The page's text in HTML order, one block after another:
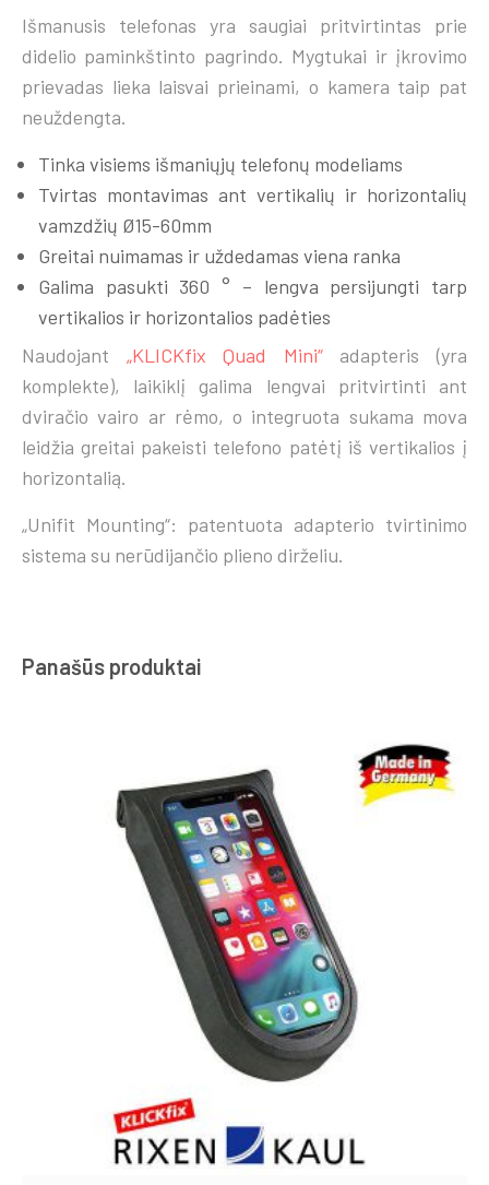
Išmanusis telefonas yra saugiai pritvirtintas prie
didelio paminkštinto pagrindo. Mygtukai ir įkrovimo
prievadas lieka laisvai prieinami, o kamera taip pat
neuždengta.
Tinka visiems išmaniųjų telefonų modeliams
Tvirtas montavimas ant vertikalių ir horizontalių
vamzdžių Ø15-60mm
Greitai nuimamas ir uždedamas viena ranka
Galima pasukti 360 ° – lengva persijungti tarp
vertikalios ir horizontalios padėties
Naudojant „KLICKfix Quad Mini“adapteris (yra
komplekte), laikiklį galima lengvai pritvirtinti ant
dviračio vairo ar rėmo, o integruota sukama mova
leidžia greitai pakeisti telefono patėtį iš vertikalios į
horizontalią.
„Unifit Mounting“: patentuota adapterio tvirtinimo
sistema su nerūdijančio plieno dirželiu.
Panašūs produktai